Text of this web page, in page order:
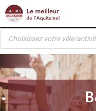
Skip
content
Recherche
produits